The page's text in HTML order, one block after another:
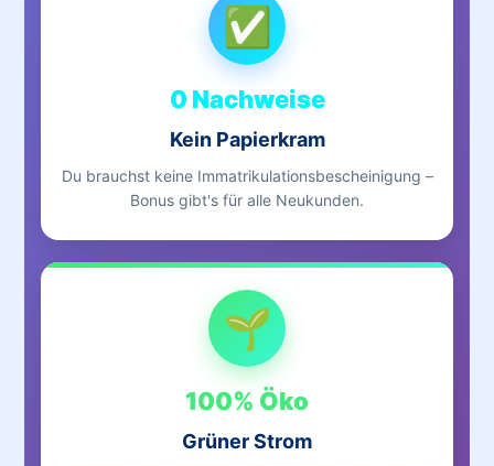
✅
0 Nachweise
Kein Papierkram
Du brauchst keine Immatrikulationsbescheinigung –
Bonus gibt's für alle Neukunden.
🌱
100% Öko
Grüner Strom